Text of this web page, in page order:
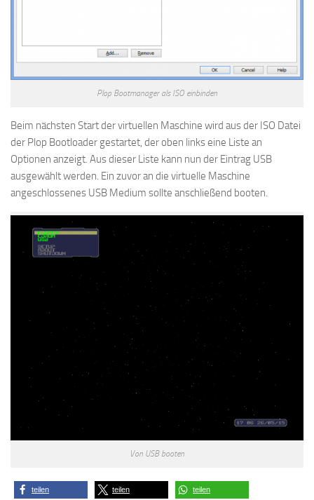
Plop Bootmanager als ISO einbinden
Beim nächsten Start der virtuellen Maschine wird aus der ISO Datei
der Plop Bootloader gestartet, der oben links eine Liste an
Optionen anzeigt. Aus dieser Liste kann nun der Eintrag USB
ausgewählt werden. Ein zuvor an die virtuelle Maschine
angeschlossenes USB Medium sollte anschließend booten.
Von USB booten
teilen teilen teilen